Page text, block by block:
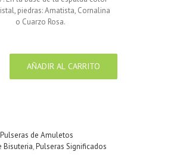
piedras: Amatista, Cornalina
o Cuarzo Rosa.
AÑADIR AL CARRITO
Pulseras de Amuletos
Bisuteria,Pulseras Significados